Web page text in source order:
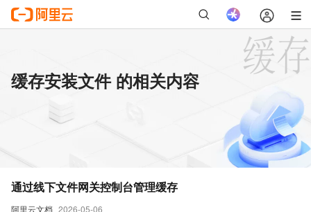
缓存安装文件 的相关内容
阿里云文档 2026-05-06
通过线下文件网关控制台管理缓存